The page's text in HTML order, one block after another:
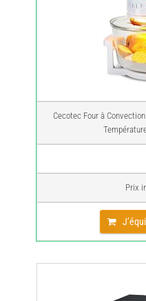
Cecotec Four à
Température
Prix